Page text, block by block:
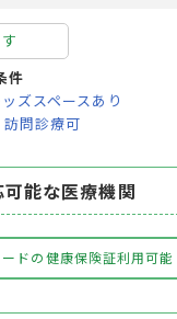
件
ズスペースあり
訪問診療可
能な医療機関
ドの健康保険証利用可能